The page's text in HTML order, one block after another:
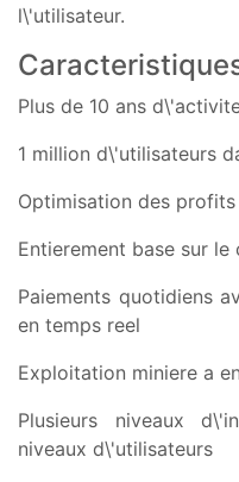
l\'utilisateur.
Plus de 10 ans
1 million d\'utilisateurs
Optimisation des
Entierement base sur
Paiements quotidiens
en temps reel
Exploitation miniere a
Plusieurs niveaux
niveaux d\'utilisateurs